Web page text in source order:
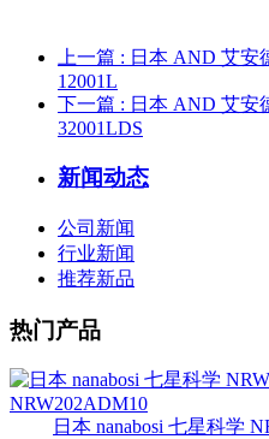
上一篇 : 日本 AND 艾安
12001L
下一篇 : 日本 AND 艾安
32001LDS
新闻动态
公司新闻
行业新闻
推荐新品
热门产品
日本 nanabosi 七星科学